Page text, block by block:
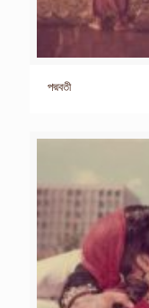
পদ্মবতী